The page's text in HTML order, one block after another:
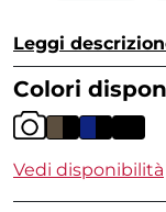
Leggi
Colori
Vedi disponibilità